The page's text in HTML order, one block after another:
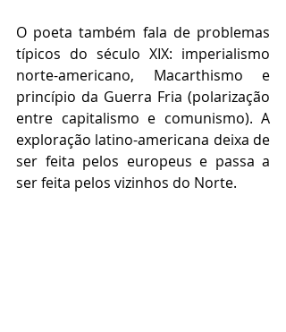
O poeta também fala de problemas
típicos do século XIX: imperialismo
norte-americano, Macarthismo e
princípio da Guerra Fria (polarização
entre capitalismo e comunismo). A
exploração latino-americana deixa de
ser feita pelos europeus e passa a
ser feita pelos vizinhos do Norte.